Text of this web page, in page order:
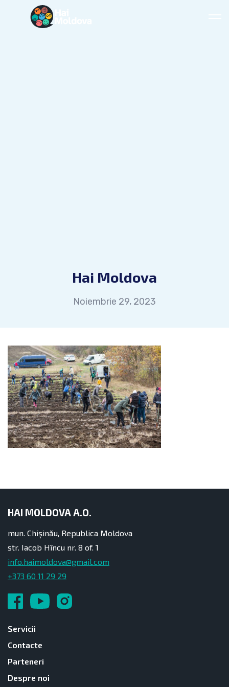
Hai Moldova
Noiembrie 29, 2023
HAI MOLDOVA A.O.
mun. Chișinău, Republica Moldova
str. Iacob Hîncu nr. 8 of. 1
info.haimoldova@gmail.com
+373 60 11 29 29
Servicii
Contacte
Parteneri
Despre noi